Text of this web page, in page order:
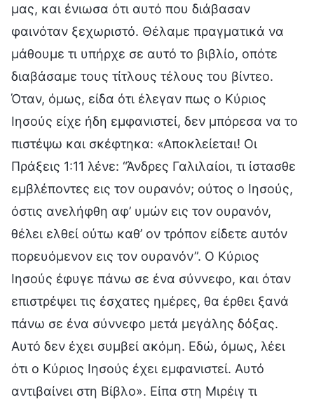
μας, και ένιωσα ότι αυτό που διάβασαν
φαινόταν ξεχωριστό. Θέλαμε πραγματικά να
μάθουμε τι υπήρχε σε αυτό το βιβλίο, οπότε
διαβάσαμε τους τίτλους τέλους του βίντεο.
Όταν, όμως, είδα ότι έλεγαν πως ο Κύριος
Ιησούς είχε ήδη εμφανιστεί, δεν μπόρεσα να το
πιστέψω και σκέφτηκα: «Αποκλείεται! Οι
Πράξεις 1:11 λένε: “Άνδρες Γαλιλαίοι, τι ίστασθε
εμβλέποντες εις τον ουρανόν; ούτος ο Ιησούς,
όστις ανελήφθη αφ’ υμών εις τον ουρανόν,
θέλει ελθεί ούτω καθ’ ον τρόπον είδετε αυτόν
πορευόμενον εις τον ουρανόν”. Ο Κύριος
Ιησούς έφυγε πάνω σε ένα σύννεφο, και όταν
επιστρέψει τις έσχατες ημέρες, θα έρθει ξανά
πάνω σε ένα σύννεφο μετά μεγάλης δόξας.
Αυτό δεν έχει συμβεί ακόμη. Εδώ, όμως, λέει
ότι ο Κύριος Ιησούς έχει εμφανιστεί. Αυτό
αντιβαίνει στη Βίβλο». Είπα στη Μιρέιγ τι